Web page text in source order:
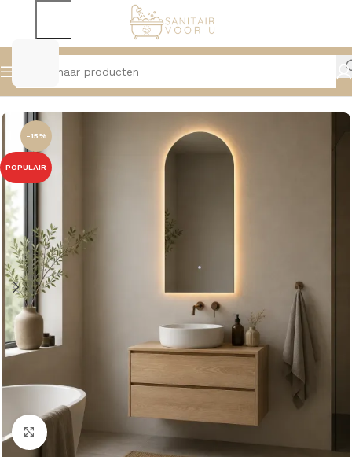
Home Badmeubelen Onderkasten
-15%
POPULAIR
Vergroten